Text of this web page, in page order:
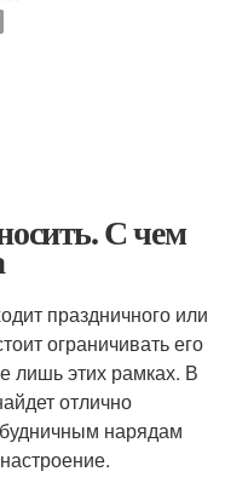
С чем
праздничного или
ограничивать его
лишь этих рамках. В
отлично
нарядам